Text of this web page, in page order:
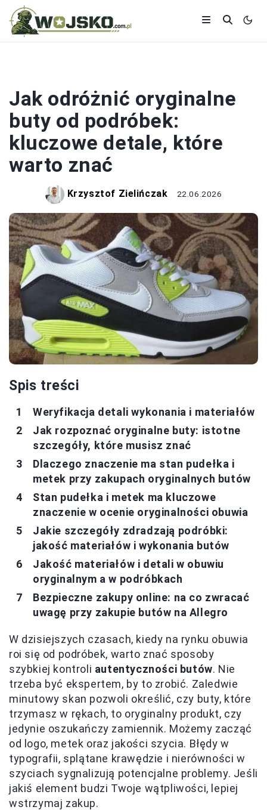
Jak odróżnić oryginalne
buty od podróbek:
kluczowe detale, które
warto znać
Krzysztof Zielińczak 22.06.2026
Spis treści
Weryfikacja detali wykonania i materiałów
Jak rozpoznać oryginalne buty: istotne
szczegóły, które musisz znać
Dlaczego znaczenie ma stan pudełka i
metek przy zakupach oryginalnych butów
Stan pudełka i metek ma kluczowe
znaczenie w ocenie oryginalności obuwia
Jakie szczegóły zdradzają podróbki:
jakość materiałów i wykonania butów
Jakość materiałów i detali w obuwiu
oryginalnym a w podróbkach
Bezpieczne zakupy online: na co zwracać
uwagę przy zakupie butów na Allegro
W dzisiejszych czasach, kiedy na rynku obuwia
roi się od podróbek, warto znać sposoby
szybkiej kontroli autentyczności butów. Nie
trzeba być ekspertem, by to zrobić. Zaledwie
minutowy skan pozwoli określić, czy buty, które
trzymasz w rękach, to oryginalny produkt, czy
jedynie oszukańczy zamiennik. Możemy zacząć
od logo, metek oraz jakości szycia. Błędy w
typografii, splątane krawędzie i nierówności w
szyciach sygnalizują potencjalne problemy. Jeśli
jakiś element budzi Twoje wątpliwości, lepiej
wstrzymaj zakup.